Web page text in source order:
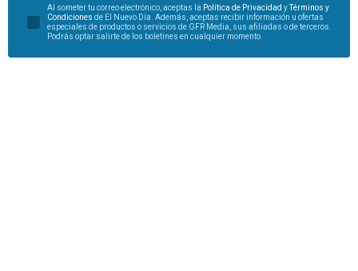
Al someter tu correo electrónico, aceptas la Política de Privacidad yTérminos y
Condiciones de El Nuevo Día. Además, aceptas recibir información u ofertas
especiales de productos o servicios de GFR Media, sus afiliadas o de terceros.
Podrás optar salirte de los boletines en cualquier momento.